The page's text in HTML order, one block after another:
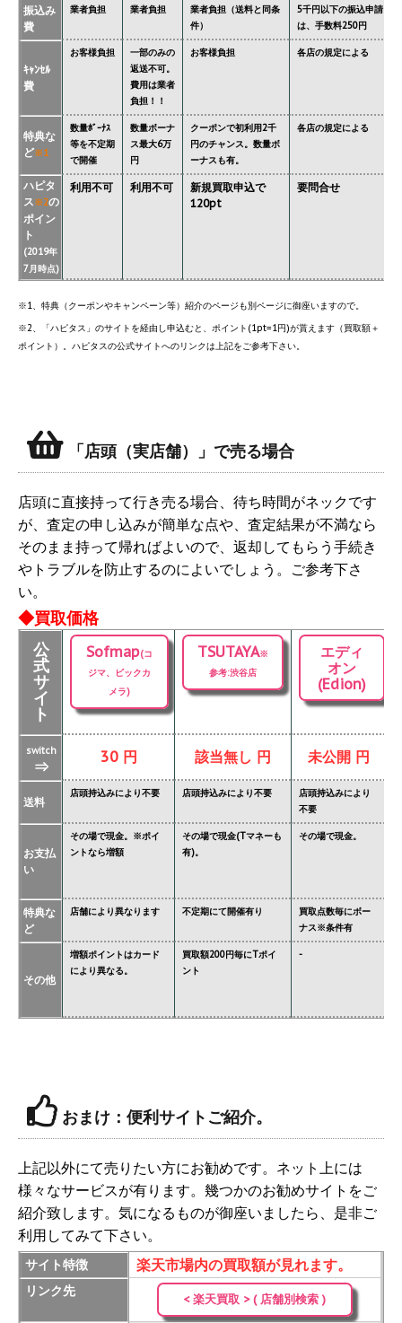
振込み
費
業者負担 業者負担
業者負担（送料と同条
件）
5千円以下の振込申請
は、手数料250円
ｷｬﾝｾﾙ
費
お客様負担
一部のみの
返送不可。
費用は業者
負担！！
お客様負担 各店の規定による
特典な
ど※1
数量ﾎﾞｰﾅｽ
等を不定期
で開催
数量ボーナ
ス最大6万
円
クーポンで初利用2千
円のチャンス。数量ボ
ーナスも有。
各店の規定による
ハピタ
ス※2の
ポイン
ト
(2019年
7月時点)
利用不可 利用不可
新規買取申込で
120pt
要問合せ
※1、特典（クーポンやキャンペーン等）紹介のページも別ページに御座いますので。
※2、「ハピタス」のサイトを経由し申込むと、ポイント(1pt=1円)が貰えます（買取額＋
ポイント）。ハピタスの公式サイトへのリンクは上記をご参考下さい。
「店頭（実店舗）」で売る場合
店頭に直接持って行き売る場合、待ち時間がネックです
が、査定の申し込みが簡単な点や、査定結果が不満なら
そのまま持って帰ればよいので、返却してもらう手続き
やトラブルを防止するのによいでしょう。ご参考下さ
い。
◆買取価格
公
式
サ
イ
ト
Sofmap(コ
ジマ、ビックカ
メラ)
TSUTAYA※
参考:渋谷店
エディ
オン
(Edion)
switch
⇒ 30 円 該当無し 円 未公開 円
送料
店頭持込みにより不要 店頭持込みにより不要
店頭持込みにより
不要
お支払
い
その場で現金。※ポイ
ントなら増額
その場で現金(Tマネーも
有)。
その場で現金。
特典な
ど
店舗により異なります 不定期にて開催有り
買取点数毎にボー
ナス※条件有
その他
増額ポイントはカード
により異なる。
買取額200円毎にTポイ
ント
-
おまけ：便利サイトご紹介。
上記以外にて売りたい方にお勧めです。ネット上には
様々なサービスが有ります。幾つかのお勧めサイトをご
紹介致します。気になるものが御座いましたら、是非ご
利用してみて下さい。
サイト特徴 楽天市場内の買取額が見れます。
リンク先
< 楽天買取 > ( 店舗別検索 )